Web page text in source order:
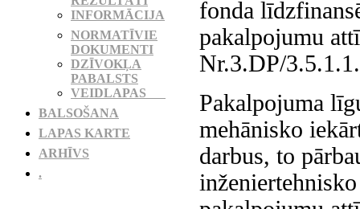
fonda
pakalpojumu
Nr.3.DP/
Pakalpojuma
mehānisko
darbus, to
INFORMĀCIJA
NORMATĪVIE
DOKUMENTI
DZĪVOKĻA
PABALSTS
VEIDLAPAS
BALSOŠANA
LAPAS KARTE
ARHĪVS
.